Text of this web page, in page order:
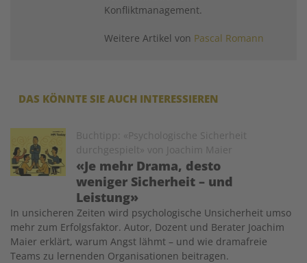
Konfliktmanagement.
Weitere Artikel von Pascal Romann
DAS KÖNNTE SIE AUCH INTERESSIEREN
Buchtipp: «Psychologische Sicherheit
durchgespielt» von Joachim Maier
«Je mehr Drama, desto
weniger Sicherheit – und
Leistung»
Image
In unsicheren Zeiten wird psychologische Unsicherheit umso
mehr zum Erfolgsfaktor. Autor, Dozent und Berater Joachim
Maier erklärt, warum Angst lähmt – und wie dramafreie
Teams zu lernenden Organisationen beitragen.